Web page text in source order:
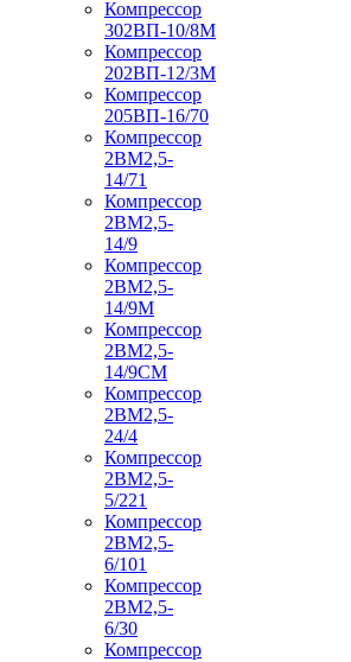
Компрессор
302ВП-10/8М
Компрессор
202ВП-12/3М
Компрессор
205ВП-16/70
Компрессор
2ВМ2,5-
14/71
Компрессор
2ВМ2,5-
14/9
Компрессор
2ВМ2,5-
14/9М
Компрессор
2ВМ2,5-
14/9СМ
Компрессор
2ВМ2,5-
24/4
Компрессор
2ВМ2,5-
5/221
Компрессор
2ВМ2,5-
6/101
Компрессор
2ВМ2,5-
6/30
Компрессор